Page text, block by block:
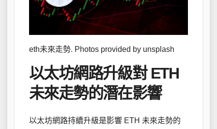
eth未來走勢. Photos provided by unsplash
以太坊網路升級對 ETH
未來走勢的潛在影響
以太坊網路持續升級是影響 ETH 未來走勢的